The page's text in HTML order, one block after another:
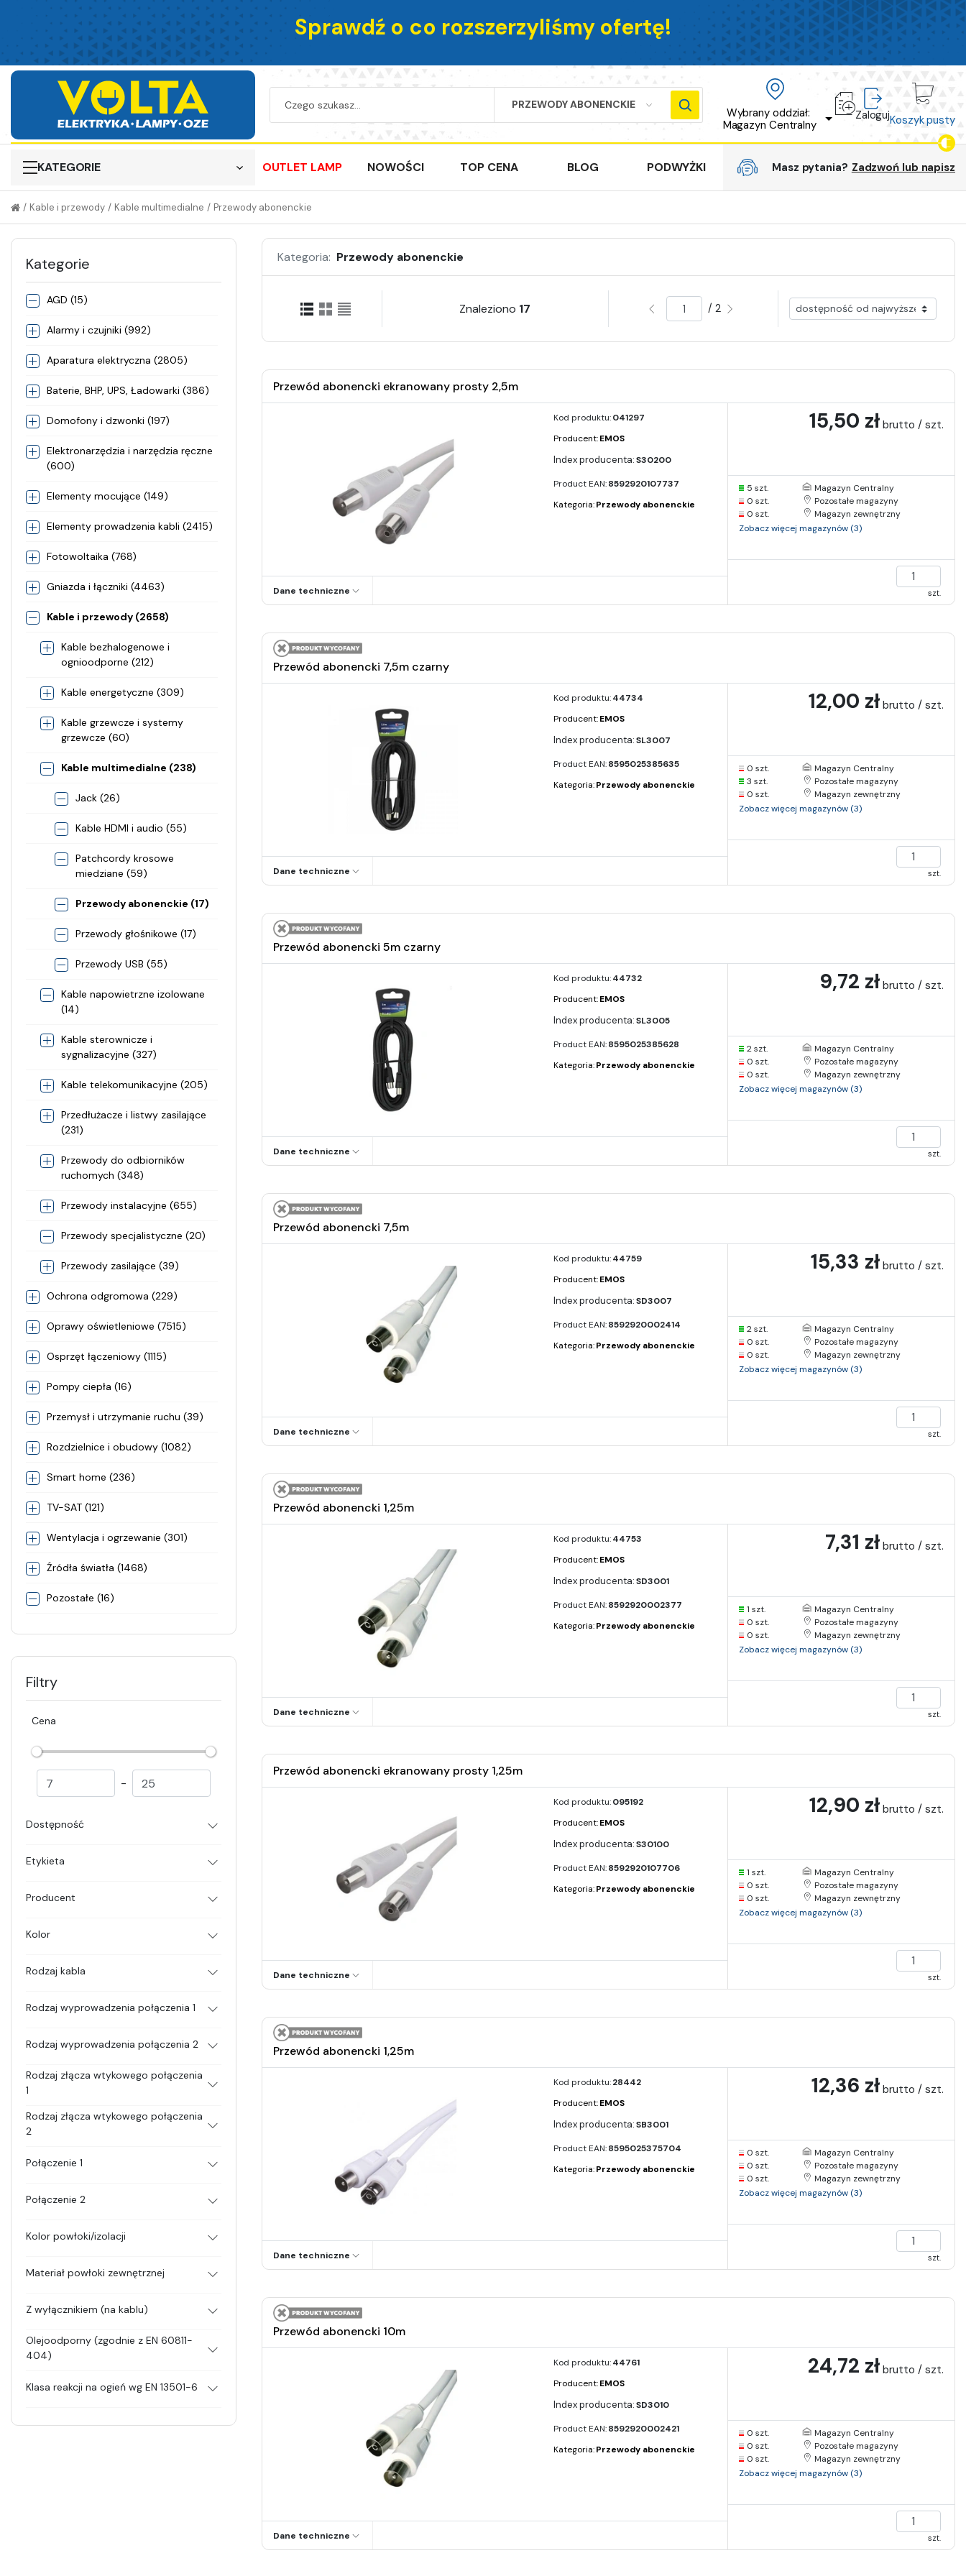
Sprawdź o co rozszerzyliśmy ofertę!
PRZEWODY ABONENCKIE
SEARCH
Wybrany oddział:
Magazyn Centralny
ZalogujKoszyk pusty
KATEGORIE OUTLET LAMP NOWOŚCI TOP CENA BLOG PODWYŻKI Masz pytania? Zadzwoń lub napisz
Przewody abonenckie
/
Kable multimedialne
/
Kable i przewody
/
Kategorie
AGD (15)
Alarmy i czujniki (992)
Aparatura elektryczna (2805)
Baterie, BHP, UPS, Ładowarki (386)
Domofony i dzwonki (197)
Elektronarzędzia i narzędzia ręczne
(600)
Elementy mocujące (149)
Elementy prowadzenia kabli (2415)
Fotowoltaika (768)
Gniazda i łączniki (4463)
Kable i przewody (2658)
Kable bezhalogenowe i
ognioodporne (212)
Kable energetyczne (309)
Kable grzewcze i systemy
grzewcze (60)
Kable multimedialne (238)
Jack (26)
Kable HDMI i audio (55)
Patchcordy krosowe
miedziane (59)
Przewody abonenckie (17)
Przewody głośnikowe (17)
Przewody USB (55)
Kable napowietrzne izolowane
(14)
Kable sterownicze i
sygnalizacyjne (327)
Kable telekomunikacyjne (205)
Przedłużacze i listwy zasilające
(231)
Przewody do odbiorników
ruchomych (348)
Przewody instalacyjne (655)
Przewody specjalistyczne (20)
Przewody zasilające (39)
Ochrona odgromowa (229)
Oprawy oświetleniowe (7515)
Osprzęt łączeniowy (1115)
Pompy ciepła (16)
Przemysł i utrzymanie ruchu (39)
Rozdzielnice i obudowy (1082)
Smart home (236)
TV-SAT (121)
Wentylacja i ogrzewanie (301)
Źródła światła (1468)
Pozostałe (16)
Filtry
Cena
-
Dostępność
Etykieta
Producent
Kolor
Rodzaj kabla
Rodzaj wyprowadzenia połączenia 1
Rodzaj wyprowadzenia połączenia 2
Rodzaj złącza wtykowego połączenia
1
Rodzaj złącza wtykowego połączenia
2
Połączenie 1
Połączenie 2
Kolor powłoki/izolacji
Materiał powłoki zewnętrznej
Z wyłącznikiem (na kablu)
Olejoodporny (zgodnie z EN 60811-
404)
Klasa reakcji na ogień wg EN 13501-6
Kategoria: Przewody abonenckie
Znaleziono 17 / 2
Przewód abonencki ekranowany prosty 2,5m
Kod produktu: 041297
Producent: EMOS
S30200
Product EAN: 8592920107737
Kategoria: Przewody abonenckie
Dane techniczne
15,50 zł brutto / szt.
5 szt.
Magazyn Centralny
0 szt.
Pozostałe magazyny
0 szt.
Magazyn zewnętrzny
Zobacz więcej magazynów (3)
szt.
Przewód abonencki 7,5m czarny
Kod produktu: 44734
Producent: EMOS
SL3007
Product EAN: 8595025385635
Kategoria: Przewody abonenckie
Dane techniczne
12,00 zł brutto / szt.
0 szt.
Magazyn Centralny
3 szt.
Pozostałe magazyny
0 szt.
Magazyn zewnętrzny
Zobacz więcej magazynów (3)
szt.
Przewód abonencki 5m czarny
Kod produktu: 44732
Producent: EMOS
SL3005
Product EAN: 8595025385628
Kategoria: Przewody abonenckie
Dane techniczne
9,72 zł brutto / szt.
2 szt.
Magazyn Centralny
0 szt.
Pozostałe magazyny
0 szt.
Magazyn zewnętrzny
Zobacz więcej magazynów (3)
szt.
Przewód abonencki 7,5m
Kod produktu: 44759
Producent: EMOS
SD3007
Product EAN: 8592920002414
Kategoria: Przewody abonenckie
Dane techniczne
15,33 zł brutto / szt.
2 szt.
Magazyn Centralny
0 szt.
Pozostałe magazyny
0 szt.
Magazyn zewnętrzny
Zobacz więcej magazynów (3)
szt.
Przewód abonencki 1,25m
Kod produktu: 44753
Producent: EMOS
SD3001
Product EAN: 8592920002377
Kategoria: Przewody abonenckie
Dane techniczne
7,31 zł brutto / szt.
1 szt.
Magazyn Centralny
0 szt.
Pozostałe magazyny
0 szt.
Magazyn zewnętrzny
Zobacz więcej magazynów (3)
szt.
Przewód abonencki ekranowany prosty 1,25m
Kod produktu: 095192
Producent: EMOS
S30100
Product EAN: 8592920107706
Kategoria: Przewody abonenckie
Dane techniczne
12,90 zł brutto / szt.
1 szt.
Magazyn Centralny
0 szt.
Pozostałe magazyny
0 szt.
Magazyn zewnętrzny
Zobacz więcej magazynów (3)
szt.
Przewód abonencki 1,25m
Kod produktu: 28442
Producent: EMOS
SB3001
Product EAN: 8595025375704
Kategoria: Przewody abonenckie
Dane techniczne
12,36 zł brutto / szt.
0 szt.
Magazyn Centralny
0 szt.
Pozostałe magazyny
0 szt.
Magazyn zewnętrzny
Zobacz więcej magazynów (3)
szt.
Przewód abonencki 10m
Kod produktu: 44761
Producent: EMOS
SD3010
Product EAN: 8592920002421
Kategoria: Przewody abonenckie
Dane techniczne
24,72 zł brutto / szt.
0 szt.
Magazyn Centralny
0 szt.
Pozostałe magazyny
0 szt.
Magazyn zewnętrzny
Zobacz więcej magazynów (3)
szt.